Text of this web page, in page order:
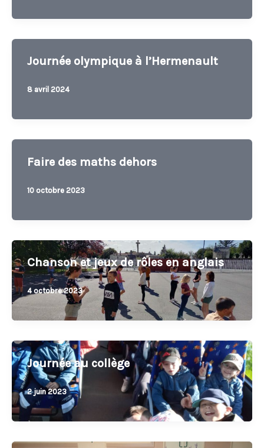
Journée olympique à l’Hermenault
8 avril 2024
Faire des maths dehors
10 octobre 2023
Chanson et jeux de rôles en anglais
4 octobre 2023
Journée au collège
2 juin 2023